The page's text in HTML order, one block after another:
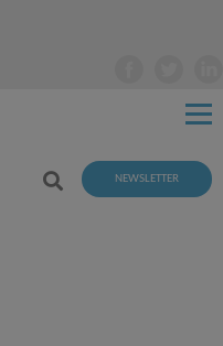
NEWSLETTER